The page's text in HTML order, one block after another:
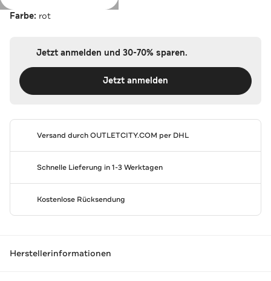
Farbe: rot
Jetzt anmelden und 30-70% sparen.
Jetzt anmelden
Versand durchOUTLETCITY.COM per DHL
Schnelle Lieferung in 1-3 Werktagen
Kostenlose Rücksendung
Herstellerinformationen